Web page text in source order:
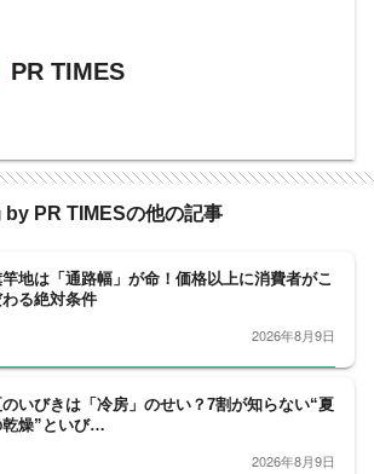
PR TIMES
by PR TIMESの他の記事
地は「通路幅」が命！価格以上に消費者がこ
る絶対条件
2026年8月9日
いびきは「冷房」のせい？7割が知らない“夏
乾燥”といび…
2026年8月9日